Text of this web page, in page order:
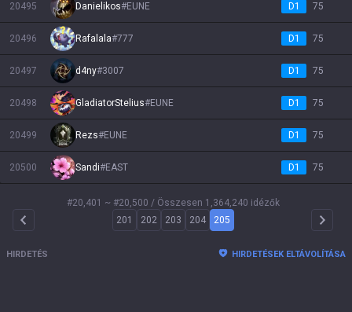
20495 Danielikos#EUNE D1 75
20496 Rafalala#777 D1 75
20497 d4ny#3007 D1 75
20498 GladiatorStelius#EUNE D1 75
20499 Rezs#EUNE D1 75
20500 Sandi#EAST D1 75
#20,401 ~ #20,500 / Összesen 1,364,240 idézők
Arrow Left 201 202 203 204 205 Arrow
HIRDETÉS HIRDETÉSEK ELTÁVOLÍTÁSA